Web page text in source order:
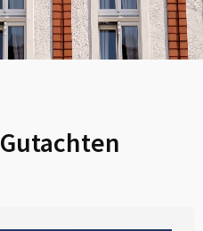
Gutachten